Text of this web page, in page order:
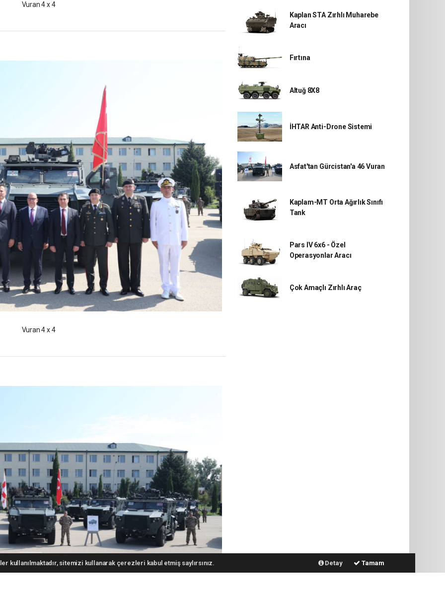
Vuran 4 x 4
Vuran 4 x 4
Kaplan STA Zırhlı Muharebe
Aracı
Fırtına
Altuğ 8X8
İHTAR Anti-Drone Sistemi
Asfat'tan Gürcistan'a 46 Vuran
Kaplam-MT Orta Ağırlık Sınıfı
Tank
Pars IV 6x6 - Özel
Operasyonlar Aracı
Çok Amaçlı Zırhlı Araç
sitemizi kullanarak çerezleri kabul etmiş saylırsınız. Detay Tamam